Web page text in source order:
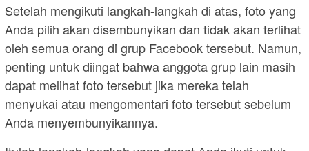
Setelah mengikuti langkah-langkah di atas, foto yang
Anda pilih akan disembunyikan dan tidak akan terlihat
oleh semua orang di grup Facebook tersebut. Namun,
penting untuk diingat bahwa anggota grup lain masih
dapat melihat foto tersebut jika mereka telah
menyukai atau mengomentari foto tersebut sebelum
Anda menyembunyikannya.